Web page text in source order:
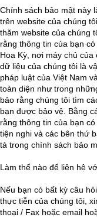
Chính sách bảo mật này
trên website của chúng
thăm website của chúng
rằng thông tin của bạn
Hoa Kỳ, nơi máy chủ
dữ liệu của chúng tôi là
pháp luật của Việt Nam
toàn diện như trong
bảo rằng chúng tôi tìm
bạn được bảo vệ. Bằng
rằng thông tin của bạn
tiện nghi và các bên thứ
tả trong chính sách bảo
Làm thế nào để liên hệ
Nếu bạn có bất kỳ câu
thực tiễn của chúng tôi,
thoại / Fax hoặc email